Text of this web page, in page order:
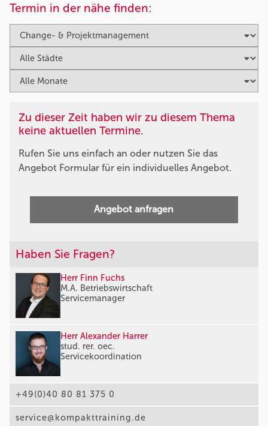
Termin in der nähe finden:
Zu dieser Zeit haben wir zu diesem Thema
keine aktuellen Termine.
Rufen Sie uns einfach an oder nutzen Sie das
Angebot Formular für ein individuelles Angebot.
Angebot anfragen
Haben Sie Fragen?
Herr Finn Fuchs
M.A. Betriebswirtschaft
Servicemanager
Herr Alexander Harrer
stud. rer. oec.
Servicekoordination
+49(0)40 80 81 375 0
service@kompakttraining.de